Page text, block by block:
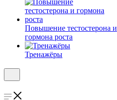
Повышение тестостерона и
гормона роста
Тренажёры